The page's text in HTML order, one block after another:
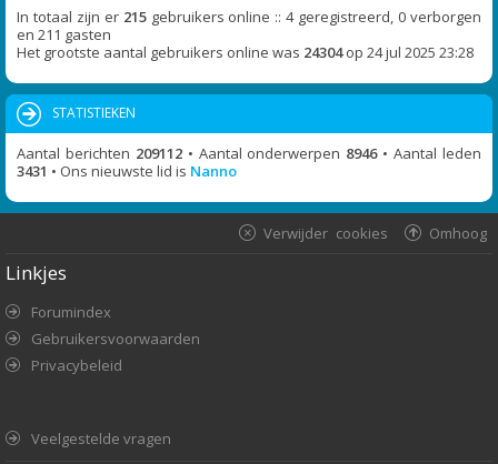
In totaal zijn er 215gebruikers online :: 4 geregistreerd, 0 verborgen
en 211 gasten
Het grootste aantal gebruikers online was 24304op 24 jul 2025 23:28
STATISTIEKEN
Aantal berichten 209112• Aantal onderwerpen 8946• Aantal leden
3431 • Ons nieuwste lid is Nanno
Omhoog
Verwijder cookies
Linkjes
Forumindex
Gebruikersvoorwaarden
Privacybeleid
Veelgestelde vragen